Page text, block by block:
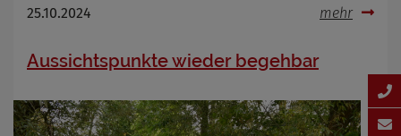
25.10.2024 mehr
Aussichtspunkte wieder begehbar